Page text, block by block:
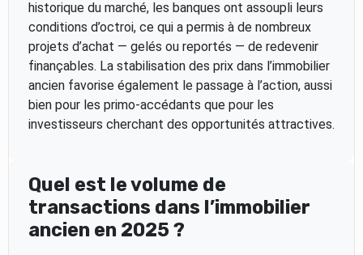
historique du marché, les banques ont assoupli leurs
conditions d’octroi, ce qui a permis à de nombreux
projets d’achat — gelés ou reportés — de redevenir
finançables. La stabilisation des prix dans l’immobilier
ancien favorise également le passage à l’action, aussi
bien pour les primo-accédants que pour les
investisseurs cherchant des opportunités attractives.
Quel est le volume de
transactions dans l’immobilier
ancien en 2025 ?